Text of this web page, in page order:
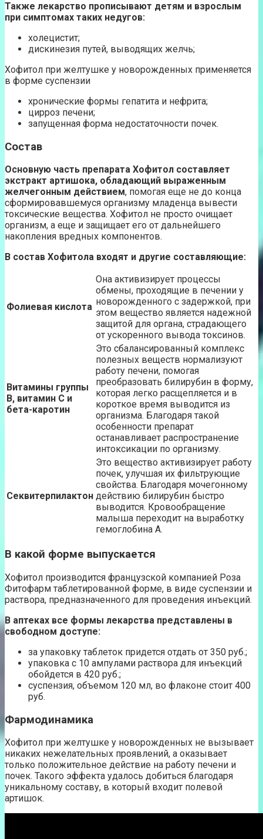
Также лекарство прописывают детям и взрослым
при симптомах таких недугов:
холецистит;
дискинезия путей, выводящих желчь;
Хофитол при желтушке у новорожденных применяется
в форме суспензии
хронические формы гепатита и нефрита;
цирроз печени;
запущенная форма недостаточности почек.
Состав
Основную часть препарата Хофитол составляет
экстракт артишока, обладающий выраженным
желчегонным действием, помогая еще не до конца
сформировавшемуся организму младенца вывести
токсические вещества. Хофитол не просто очищает
организм, а еще и защищает его от дальнейшего
накопления вредных компонентов.
В состав Хофитола входят и другие составляющие:
Фолиевая кислота
Она активизирует процессы
обмены, проходящие в печении у
новорожденного с задержкой, при
этом вещество является надежной
защитой для органа, страдающего
от ускоренного вывода токсинов.
Витамины группы
В, витамин С и
бета-каротин
Это сбалансированный комплекс
полезных веществ нормализуют
работу печени, помогая
преобразовать билирубин в форму,
которая легко расщепляется и в
короткое время выводится из
организма. Благодаря такой
особенности препарат
останавливает распространение
интоксикации по организму.
Секвитерпилактон
Это вещество активизирует работу
почек, улучшая их фильтрующие
свойства. Благодаря мочегонному
действию билирубин быстро
выводится. Кровообращение
малыша переходит на выработку
гемоглобина А.
В какой форме выпускается
Хофитол производится французской компанией Роза
Фитофарм таблетированной форме, в виде суспензии и
раствора, предназначенного для проведения инъекций.
В аптеках все формы лекарства представлены в
свободном доступе:
за упаковку таблеток придется отдать от 350 руб.;
упаковка с 10 ампулами раствора для инъекций
обойдется в 420 руб.;
суспензия, объемом 120 мл, во флаконе стоит 400
руб.
Фармодинамика
Хофитол при желтушке у новорожденных не вызывает
никаких нежелательных проявлений, а оказывает
только положительное действие на работу печени и
почек. Такого эффекта удалось добиться благодаря
уникальному составу, в который входит полевой
артишок.